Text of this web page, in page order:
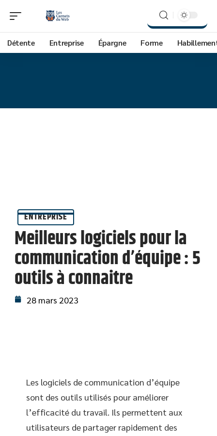
Détente Entreprise Épargne Forme
ENTREPRISE
Meilleurs logiciels pour la
communication d’équipe : 5
outils à connaitre
28 mars 2023
Les logiciels de communication d’équipe
sont des outils utilisés pour améliorer
l’efficacité du travail. Ils permettent aux
utilisateurs de partager rapidement des